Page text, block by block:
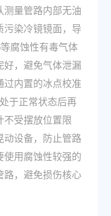
测量管路内部无油
污染冷镜镜面，导
腐蚀性有毒气体
好，避免气体泄漏
过内置的冰点校准
于正常状态后再
不受摆放位置限
动设备，防止管路
使用腐蚀性较强的
路，避免损伤核心